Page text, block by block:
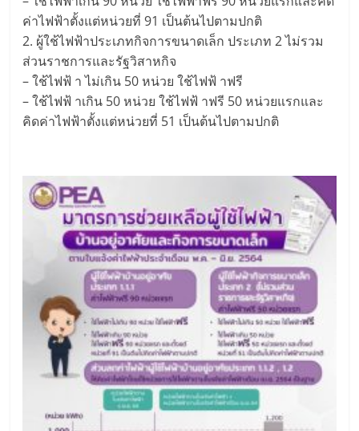
ค่าไฟฟ้าตั้งแต่หน่วยที่ 91 เป็นต้นไปตามปกติ
2. ผู้ใช้ไฟฟ้าประเภทกิจการขนาดเล็ก ประเภท 2 ไม่รวม
ส่วนราชการและรัฐวิสาหกิจ
– ใช้ไฟฟ้ า ไม่เกิน 50 หน่วย ใช้ไฟฟ้ าฟรี
– ใช้ไฟฟ้ าเกิน 50 หน่วย ใช้ไฟฟ้ าฟรี 50 หน่วยแรกและ
คิดค่าไฟฟ้าตั้งแต่หน่วยที่ 51 เป็นต้นไปตามปกติ